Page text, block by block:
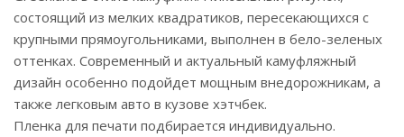
состоящий из мелких квадратиков, пересекающихся с
крупными прямоугольниками, выполнен в бело-зеленых
оттенках. Современный и актуальный камуфляжный
дизайн особенно подойдет мощным внедорожникам, а
также легковым авто в кузове хэтчбек.
Пленка для печати подбирается индивидуально.